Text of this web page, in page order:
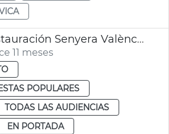
Licitación restauración Senyera València 1545
11 meses
POPULARES
TODAS LAS AUDIENCIAS
EN PORTADA